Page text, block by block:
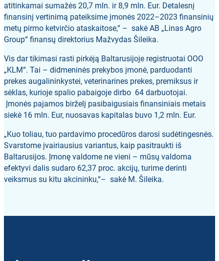
atitinkamai sumažės 20,7 mln. ir 8,9 mln. Eur. Detalesnį
finansinį vertinimą pateiksime įmonės 2022–2023 finansinių
metų pirmo ketvirčio ataskaitose,“ – sakė AB „Linas Agro
Group“ finansų direktorius Mažvydas Šileika.
Vis dar tikimasi rasti pirkėją Baltarusijoje registruotai OOO
„KLM“. Tai – didmeninės prekybos įmonė, parduodanti
prekes augalininkystei, veterinarines prekes, premiksus ir
sėklas, kurioje spalio pabaigoje dirbo 64 darbuotojai.
Įmonės pajamos birželį pasibaigusiais finansiniais metais
siekė 16 mln. Eur, nuosavas kapitalas buvo 1,2 mln. Eur.
„Kuo toliau, tuo pardavimo procedūros darosi sudėtingesnės.
Svarstome įvairiausius variantus, kaip pasitraukti iš
Baltarusijos. Įmonę valdome ne vieni – mūsų valdoma
efektyvi dalis sudaro 62,37 proc. akcijų, turime derinti
veiksmus su kitu akcininku,“– sakė M. Šileika.